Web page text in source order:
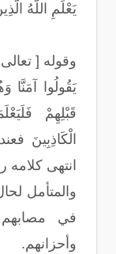
يَعْلَمِ اللَّهُ
وقوله [
يَقُولُوا آمَنَّا
قَبْلِهِمْ
الْكَاذِبِينَ
انتهى كلامه
والمتأمل
في مصابهم
وأحزانهم.